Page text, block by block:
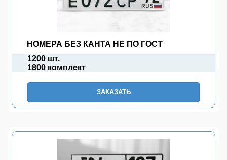
НОМЕРА БЕЗ КАНТА НЕ ПО ГОСТ
1200 шт.
1800 комплект
ЗАКАЗАТЬ